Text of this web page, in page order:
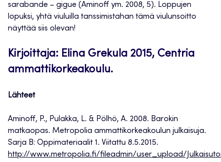
sarabande – gigue (Aminoff ym. 2008, 5). Loppujen
lopuksi, yhtä viuluilla tanssimistahan tämä viulunsoitto
näyttää siis olevan!
Kirjoittaja: Elina Grekula 2015, Centria
ammattikorkeakoulu.
Lähteet
Aminoff, P., Pulakka, L. & Pölhö, A. 2008. Barokin
matkaopas. Metropolia ammattikorkeakoulun julkaisuja.
Sarja B: Oppimateriaalit 1. Viitattu 8.5.2015.
http://www.metropolia.fi/fileadmin/user_upload/